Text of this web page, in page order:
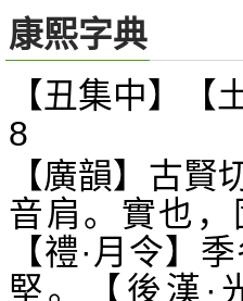
康熙字典
【丑集中】
8
【廣韻】古
音肩。實也
【禮·月令】
堅。【後漢